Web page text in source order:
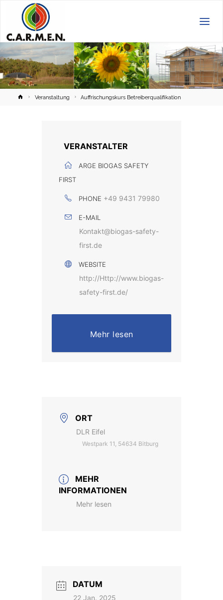
HomeVeranstaltung Auffrischungskurs Betreiberqualifikation
VERANSTALTER
ARGE BIOGAS SAFETY
FIRST
PHONE +49 9431 79980
E-MAIL
Kontakt@biogas-safety-
first.de
WEBSITE
http://Http://www.biogas-
safety-first.de/
Mehr lesen
ORT
DLR Eifel
Westpark 11, 54634 Bitburg
MEHR
INFORMATIONEN
Mehr lesen
DATUM
22 Jan. 2025